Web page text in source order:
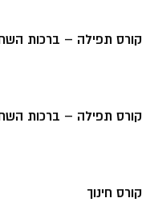
קורס תפילה – ברכות
קורס תפילה – ברכות
קורס חינוך